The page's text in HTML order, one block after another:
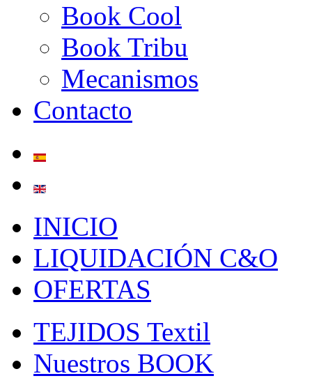
Book Cool
Book Tribu
Mecanismos
Contacto
INICIO
LIQUIDACIÓN C&O
OFERTAS
TEJIDOS Textil
Nuestros BOOK